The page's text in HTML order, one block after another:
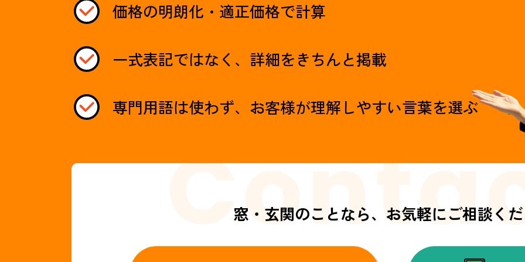
価格の明朗化・適正価格で計算
一式表記ではなく、詳細をきちんと掲載
専門用語は使わず、お客様が理解しやすい言葉を選ぶ
窓・玄関のことなら、 お気軽にご相談く